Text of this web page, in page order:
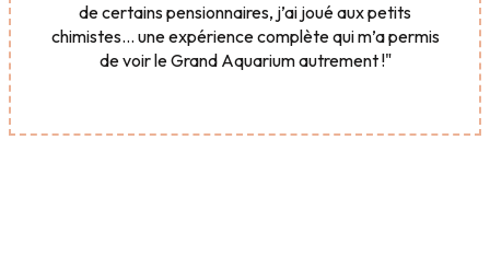
de certains pensionnaires, j’ai joué aux petits
chimistes… une expérience complète qui m’a permis
de voir le Grand Aquarium autrement !"